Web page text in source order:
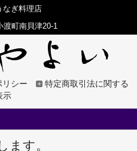
なぎ料理店
渡町南貝津20-1
リシー
特定商取引法に関する
示
ます。